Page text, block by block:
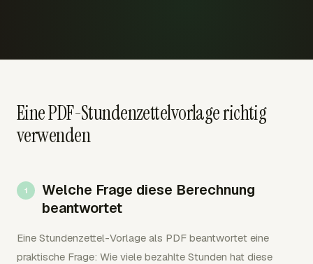
Eine PDF-Stundenzettelvorlage richtig
verwenden
Welche Frage diese Berechnung
beantwortet
Eine Stundenzettel-Vorlage als PDF beantwortet eine
praktische Frage: Wie viele bezahlte Stunden hat diese